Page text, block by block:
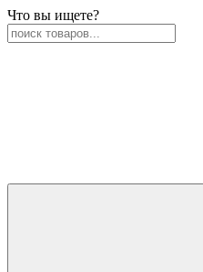
Что вы ищете?